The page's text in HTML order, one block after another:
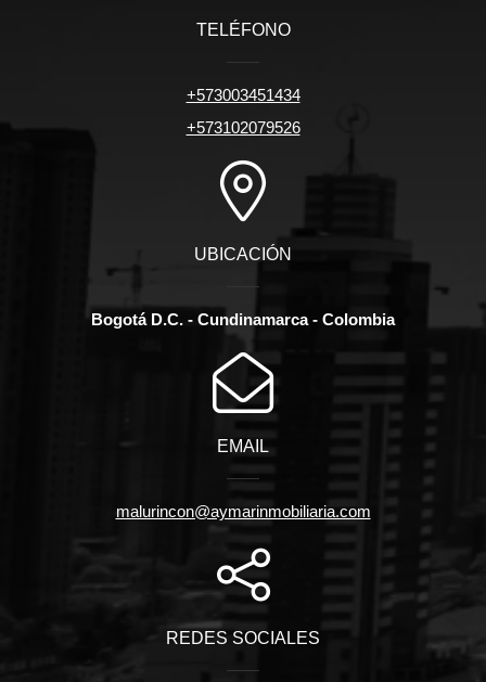
TELÉFONO
+573003451434
+573102079526
UBICACIÓN
Bogotá D.C. - Cundinamarca - Colombia
EMAIL
malurincon@aymarinmobiliaria.com
REDES SOCIALES